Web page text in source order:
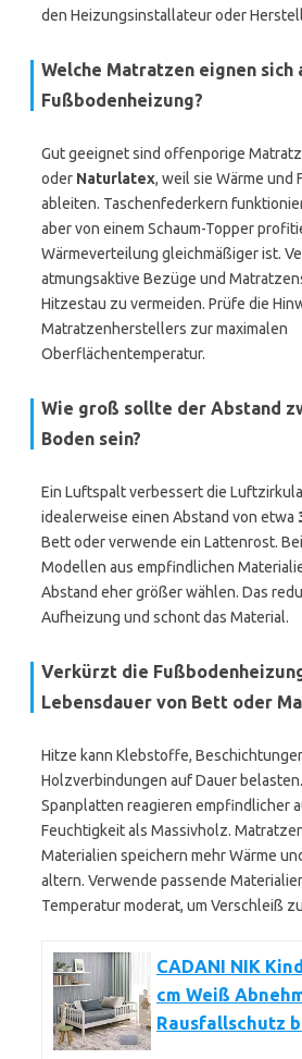
den Heizungsinstallateur oder
Welche Matratzen eignen sich
Fußbodenheizung?
Gut geeignet sind offenporige
oder Naturlatex, weil sie Wärme und
ableiten. Taschenfederkern
aber von einem Schaum-Topper
Wärmeverteilung gleichmäßiger ist.
atmungsaktive Bezüge und
Hitzestau zu vermeiden. Prüfe die
Matratzenherstellers zur maximalen
Oberflächentemperatur.
Wie groß sollte der Abstand
Boden sein?
Ein Luftspalt verbessert die
idealerweise einen Abstand von etwa
Bett oder verwende ein Lattenrost.
Modellen aus empfindlichen
Abstand eher größer wählen. Das
Aufheizung und schont das Material.
Verkürzt die
Lebensdauer von Bett oder
Hitze kann Klebstoffe,
Holzverbindungen auf Dauer
Spanplatten reagieren empfindlicher
Feuchtigkeit als Massivholz.
Materialien speichern mehr Wärme
altern. Verwende passende
Temperatur moderat, um Verschleiß
CADANI NIK
cm Weiß
Rausfallschutz